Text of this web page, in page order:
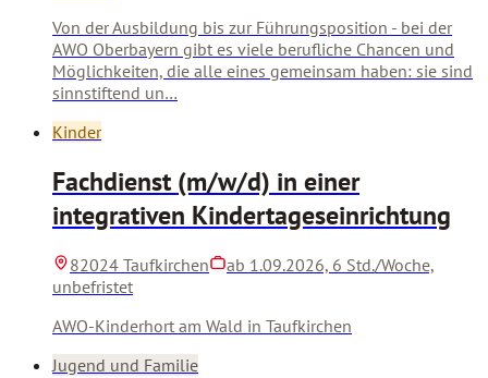
Von der Ausbildung bis zur Führungsposition - bei der
AWO Oberbayern gibt es viele berufliche Chancen und
Möglichkeiten, die alle eines gemeinsam haben: sie sind
sinnstiftend un…
Kinder
Fachdienst (m/w/d) in einer
integrativen Kindertageseinrichtung
82024 Taufkirchen
ab 1.09.2026, 6 Std./Woche,
unbefristet
AWO-Kinderhort am Wald in Taufkirchen
Jugend und Familie